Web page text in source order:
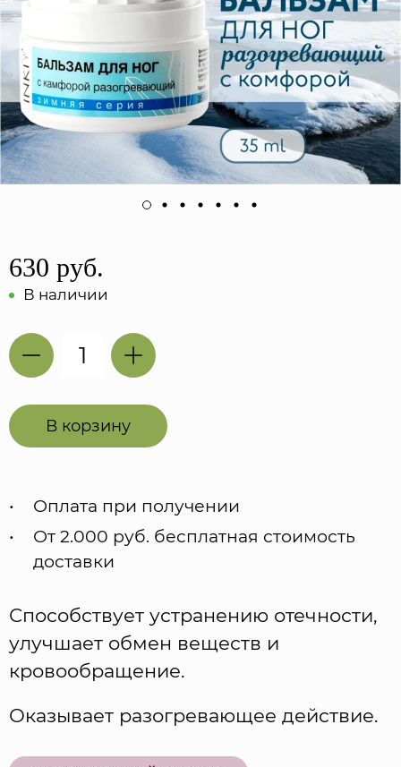
630 руб.
В наличии
В корзину
Оплата при получении
От 2.000 руб. бесплатная стоимость
доставки
Способствует устранению отечности,
улучшает обмен веществ и
кровообращение.
Оказывает разогревающее действие.